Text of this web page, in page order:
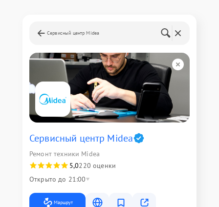
Сервисный центр Midea
Сервисный центр Midea
Ремонт техники Midea
5,0220 оценки
Открыто до 21:00
Маршрут